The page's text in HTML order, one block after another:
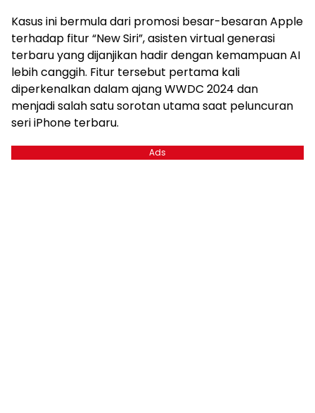
Kasus ini bermula dari promosi besar-besaran Apple
terhadap fitur “New Siri”, asisten virtual generasi
terbaru yang dijanjikan hadir dengan kemampuan AI
lebih canggih. Fitur tersebut pertama kali
diperkenalkan dalam ajang WWDC 2024 dan
menjadi salah satu sorotan utama saat peluncuran
seri iPhone terbaru.
Ads